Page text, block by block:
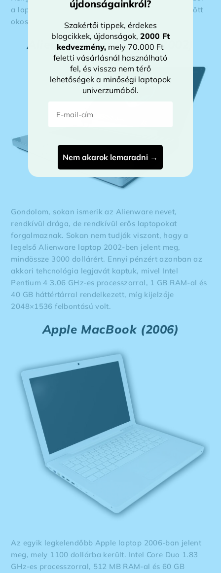
a laptopból, hogy a tanulók jobb körülmények között
okosodjanak. Megjelenéskor 1600 dollárba került.
Alienware Area-51M (2002)
Gondolom, sokan ismerik az Alienware nevet,
rendkívül drága, de rendkívül erős laptopokat
forgalmaznak. Sokan nem tudják viszont, hogy a
legelső Alienware laptop 2002-ben jelent meg,
mindössze 3000 dollárért. Ennyi pénzért azonban az
akkori tehcnológia legjavát kaptuk, mivel Intel
Pentium 4 3.06 GHz-es processzorral, 1 GB RAM-al és
40 GB háttértárral rendelkezett, míg kijelzője
2048×1536 felbontású volt.
Apple MacBook (2006)
Az egyik legkelendőbb Apple laptop 2006-ban jelent
meg, mely 1100 dollárba került. Intel Core Duo 1.83
GHz-es processzorral, 512 MB RAM-al és 60 GB
újdonságainkról?
Szakértői tippek, érdekes
blogcikkek, újdonságok, 2000 Ft
kedvezmény, mely 70.000 Ft
feletti vásárlásnál használható
fel, és vissza nem térő
lehetőségek a minőségi laptopok
univerzumából.
Nem akarok lemaradni →